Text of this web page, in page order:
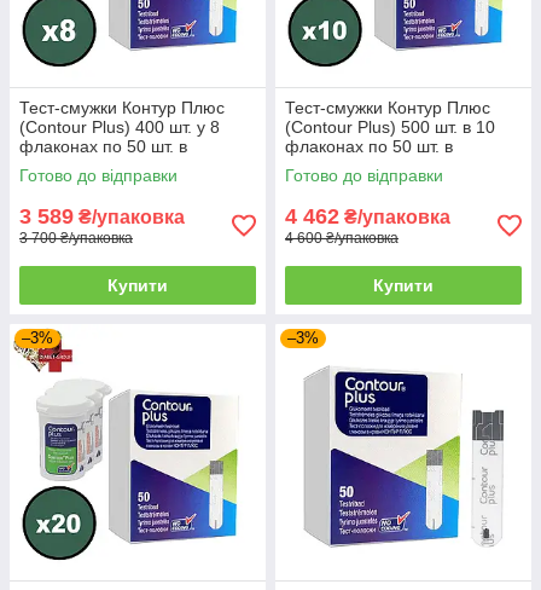
Тест-смужки Контур Плюс (Акційні)
Акційні товари - для такого типу товарів є можливість
купівлі через "Prom Оплата". Безкоштовна доставка
у разі замовлення в точку видачі Розетка.
Тест-смужки Контур Плюс
(Contour Plus) 400 шт. у 8
флаконах по 50 шт. в
упаковці
Готово до відправки
3 589 ₴/упаковка
3 700 ₴/упаковка
Купити
Тест-смужки Контур Плюс
(Contour Plus) 500 шт. в 10
флаконах по 50 шт. в
упаковці
Готово до відправки
4 462 ₴/упаковка
4 600 ₴/упаковка
Купити
–3% –3%